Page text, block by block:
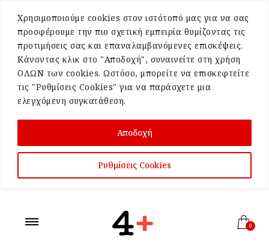
Χρησιμοποιούμε cookies στον ιστότοπό μας για να σας
προσφέρουμε την πιο σχετική εμπειρία θυμίζοντας τις
προτιμήσεις σας και επαναλαμβανόμενες επισκέψεις.
Κάνοντας κλικ στο "Αποδοχή", συναινείτε στη χρήση
ΟΛΩΝ των cookies. Ωστόσο, μπορείτε να επισκεφτείτε
τις "Ρυθμίσεις Cookies" για να παράσχετε μια
ελεγχόμενη συγκατάθεση.
Ρυθμίσεις Cookies
Αποδοχή
0